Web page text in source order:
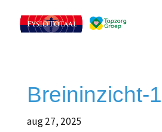
Breininzicht-1
aug 27, 2025